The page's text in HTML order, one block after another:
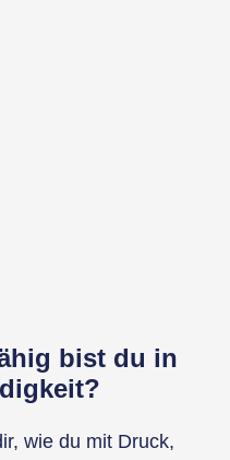
bist du in
wie du mit Druck,